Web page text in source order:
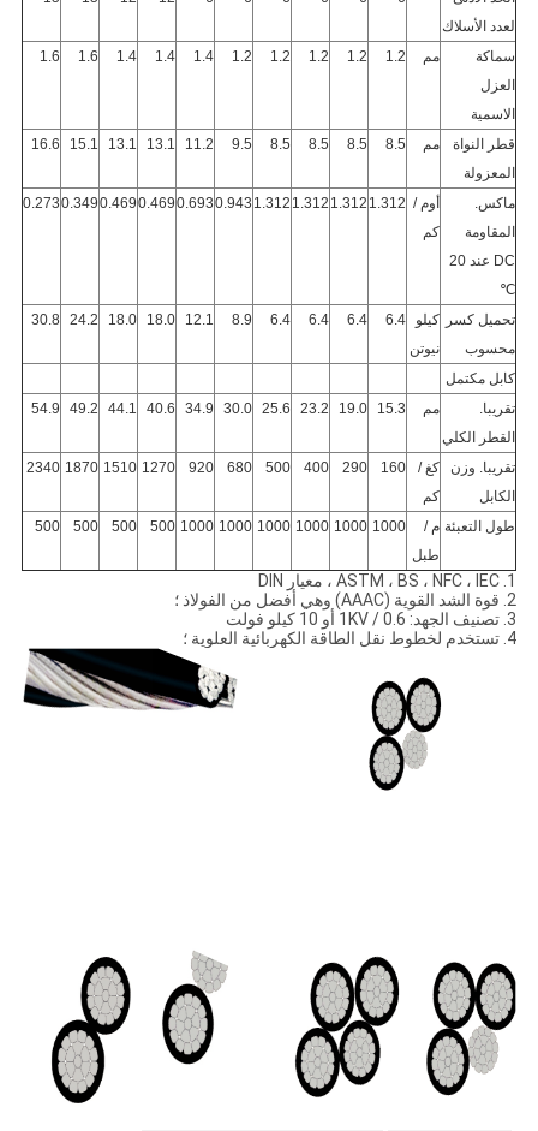
لعدد الأسلاك
سماكة
العزل
الاسمية
مم 1.2
1.2
1.2
1.2
1.2
1.4
1.4
1.4
1.6
1.6
قطر النواة
المعزولة
مم 8.5
8.5
8.5
8.5
9.5
11.2
13.1
13.1
15.1
16.6
ماكس.
المقاومة
DC عند 20
℃
أوم /
كم
1.312
1.312
1.312
1.312
0.943
0.693
0.469
0.469
0.349
0.273
تحميل كسر
محسوب
كيلو
نيوتن
6.4
6.4
6.4
6.4
8.9
12.1
18.0
18.0
24.2
30.8
كابل مكتمل
تقريبا.
القطر الكلي
مم 15.3
19.0
23.2
25.6
30.0
34.9
40.6
44.1
49.2
54.9
تقريبا. وزن
الكابل
كغ /
كم
160
290
400
500
680
920
1270
1510
1870
2340
طول التعبئة م /
طبل
1000
1000
1000
1000
1000
1000
500
500
500
500
1. ASTM ، BS ، NFC ، IEC ، معيار DIN
2. قوة الشد القوية (AAAC) وهي أفضل من الفولاذ ؛
3. تصنيف الجهد: 0.6 / 1KV أو 10 كيلو فولت
4. تستخدم لخطوط نقل الطاقة الكهربائية العلوية ؛